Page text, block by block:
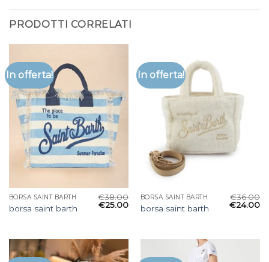
PRODOTTI CORRELATI
In offerta!
BORSA SAINT BARTH
borsa saint barth
€38.00
€25.00
In offerta!
BORSA SAINT BARTH
borsa saint barth
€36.00
€24.00